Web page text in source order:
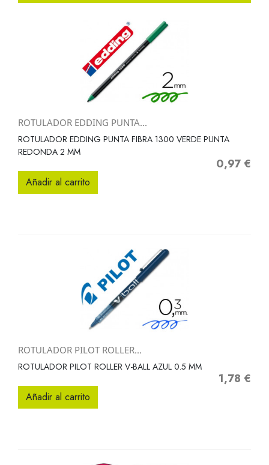
ROTULADOR EDDING PUNTA...
ROTULADOR EDDING PUNTA FIBRA 1300 VERDE PUNTA
REDONDA 2 MM
Precio
0,97 €
Añadir al carrito
ROTULADOR PILOT ROLLER...
ROTULADOR PILOT ROLLER V-BALL AZUL 0.5 MM
Precio
1,78 €
Añadir al carrito